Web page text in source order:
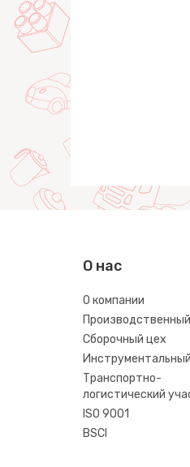
О нас
О компании
Сборочный цех
Транспортно-
логистический
ISO 9001
BSCI